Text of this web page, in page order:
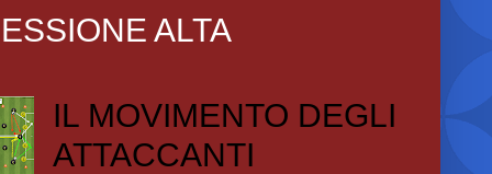
ALTA
IL MOVIMENTO DEGLI
ATTACCANTI